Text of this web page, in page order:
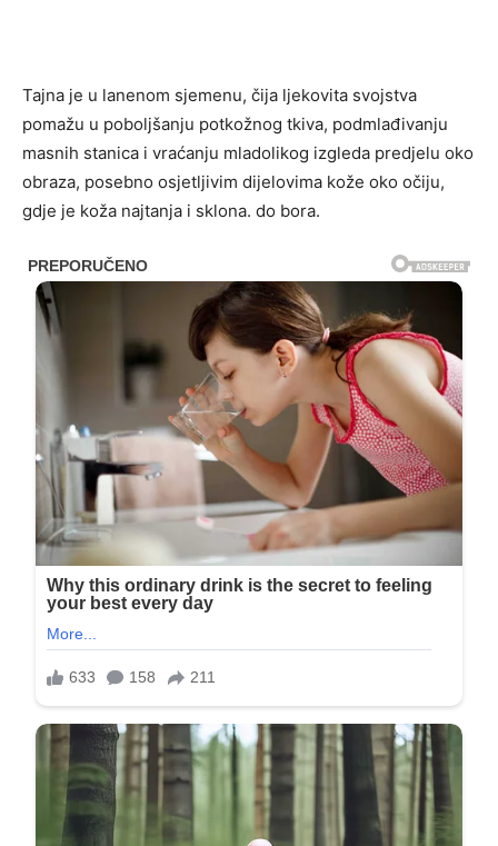
Tajna je u lanenom sjemenu, čija ljekovita svojstva
pomažu u poboljšanju potkožnog tkiva, podmlađivanju
masnih stanica i vraćanju mladolikog izgleda predjelu oko
obraza, posebno osjetljivim dijelovima kože oko očiju,
gdje je koža najtanja i sklona. do bora.